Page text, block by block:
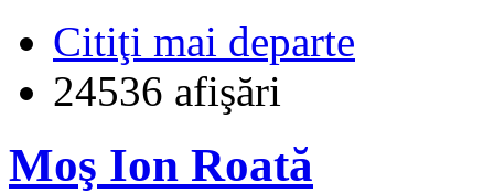
Citiţi mai departe
24536 afişări
Moş Ion Roată